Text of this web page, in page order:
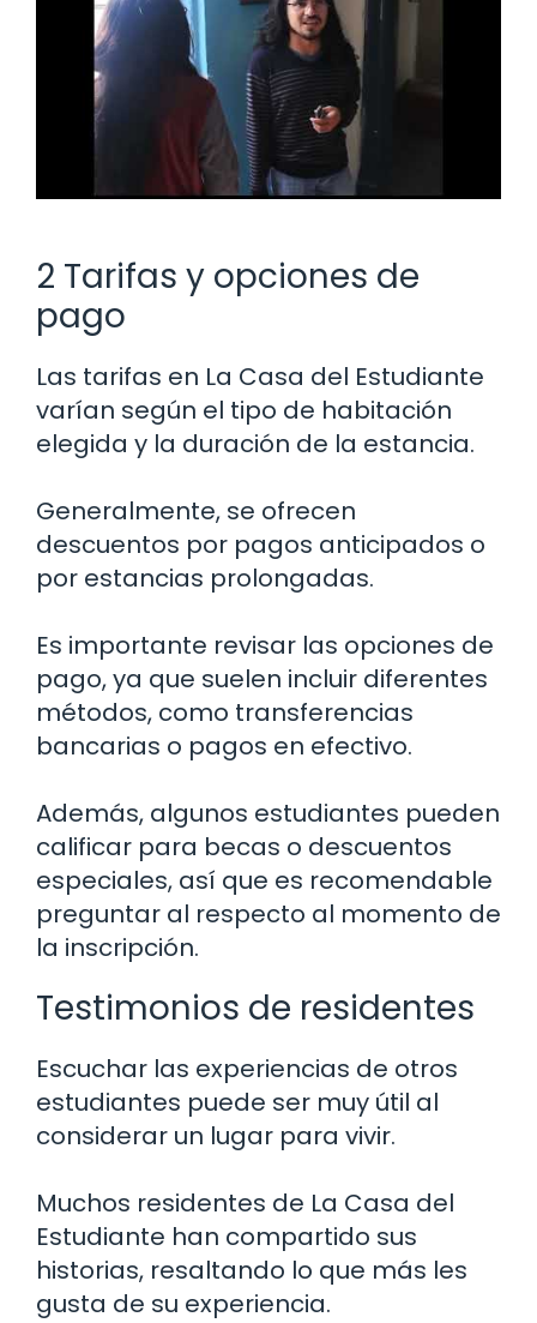
2 Tarifas y opciones de
pago
Las tarifas en La Casa del Estudiante
varían según el tipo de habitación
elegida y la duración de la estancia.
Generalmente, se ofrecen
descuentos por pagos anticipados o
por estancias prolongadas.
Es importante revisar las opciones de
pago, ya que suelen incluir diferentes
métodos, como transferencias
bancarias o pagos en efectivo.
Además, algunos estudiantes pueden
calificar para becas o descuentos
especiales, así que es recomendable
preguntar al respecto al momento de
la inscripción.
Testimonios de residentes
Escuchar las experiencias de otros
estudiantes puede ser muy útil al
considerar un lugar para vivir.
Muchos residentes de La Casa del
Estudiante han compartido sus
historias, resaltando lo que más les
gusta de su experiencia.